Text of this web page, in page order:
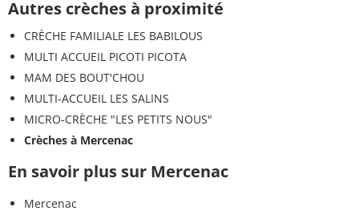
Autres crèches à proximité
CRÈCHE FAMILIALE LES BABILOUS
MULTI ACCUEIL PICOTI PICOTA
MAM DES BOUT'CHOU
MULTI-ACCUEIL LES SALINS
MICRO-CRÈCHE "LES PETITS NOUS"
Crèches à Mercenac
En savoir plus sur Mercenac
Mercenac